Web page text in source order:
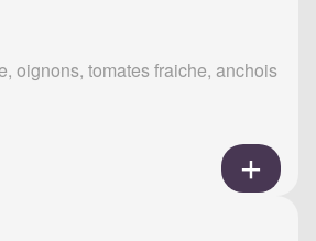
oignons, tomates fraiche, anchois